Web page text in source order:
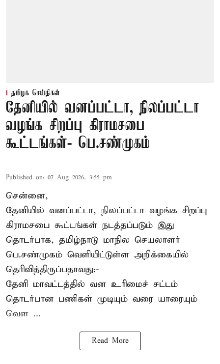
தமிழக செய்திகள்
தேனியில் வனப்பட்டா, நிலப்பட்டா
வழங்க சிறப்பு கிராமசபை
கூட்டங்கள்- பெ.சண்முகம்
Published on: 07 Aug 2026, 3:55 pm
சென்னை,
தேனியில் வனப்பட்டா, நிலப்பட்டா வழங்க சிறப்பு
கிராமசபை கூட்டங்கள் நடத்தப்படும் இது
தொடர்பாக, தமிழ்நாடு மாநில செயலாளர்
பெ.சண்முகம் வெளியிட்டுள்ள அறிக்கையில்
தெரிவித்திருப்பதாவது:-
தேனி மாவட்டத்தில் வன உரிமைச் சட்டம்
தொடர்பான பணிகள் முடியும் வரை யாரையும்
வெள ...
Read More